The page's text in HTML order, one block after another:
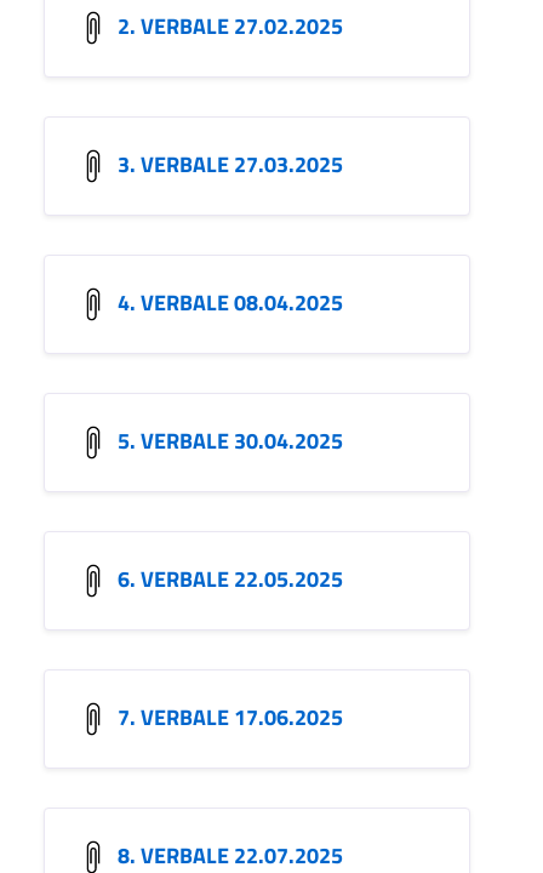
2. VERBALE 27.02.2025
3. VERBALE 27.03.2025
4. VERBALE 08.04.2025
5. VERBALE 30.04.2025
6. VERBALE 22.05.2025
7. VERBALE 17.06.2025
8. VERBALE 22.07.2025